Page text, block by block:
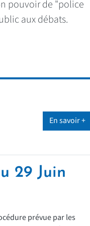
pouvoir de "police
aux débats.
En savoir +
29 Juin
prévue par les